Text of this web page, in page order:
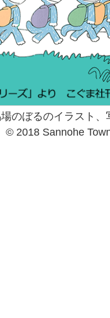
のぼるのイラスト
© 2018 Sannohe